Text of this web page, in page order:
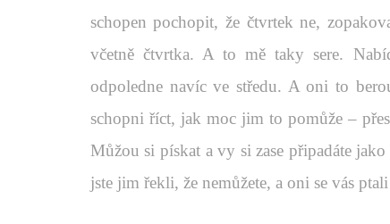
schopen pochopit, že čtvrtek ne,
včetně čtvrtka. A to mě taky sere.
odpoledne navíc ve středu. A oni to
schopni říct, jak moc jim to pomůže –
Můžou si pískat a vy si zase připadáte
jste jim řekli, že nemůžete, a oni se vás